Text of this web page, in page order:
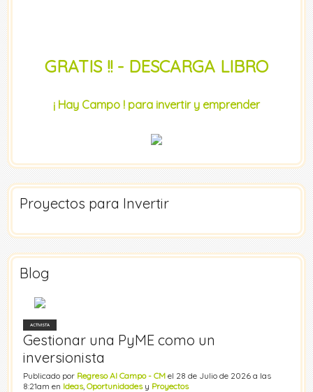
GRATIS !! - DESCARGA LIBRO
¡ Hay Campo ! para invertir y emprender
Proyectos para Invertir
Blog
ACTIVISTA
Gestionar una PyME como un
inversionista
Publicado por Regreso Al Campo - CM el 28 de Julio de 2026 a las
8:21am en Ideas, Oportunidadesy Proyectos